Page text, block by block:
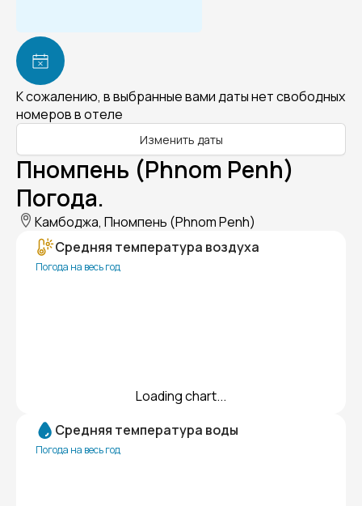
К сожалению, в выбранные вами даты нет свободных
номеров в отеле
Изменить даты
Пномпень (Phnom Penh)
Погода.
Камбоджа, Пномпень (Phnom Penh)
Средняя температура воздуха
Погода на весь год
Loading chart...
Средняя температура воды
Погода на весь год